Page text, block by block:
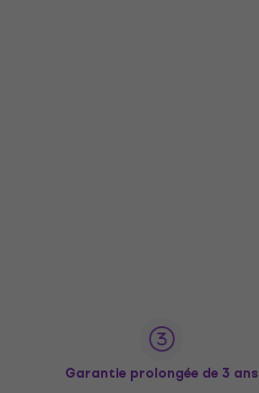
Garantie prolongée de 3 ans